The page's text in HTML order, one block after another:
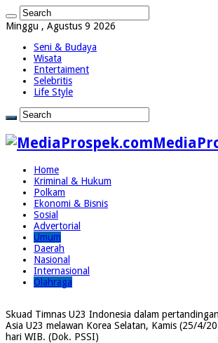
Minggu , Agustus 9 2026
Seni & Budaya
Wisata
Entertaiment
Selebritis
Life Style
Home
Kriminal & Hukum
Polkam
Ekonomi & Bisnis
Sosial
Advertorial
Umum
Daerah
Nasional
Internasional
Olahraga
Skuad Timnas U23 Indonesia dalam
Asia U23 melawan Korea Selatan, Kamis (25/4/
hari WIB. (Dok. PSSI)